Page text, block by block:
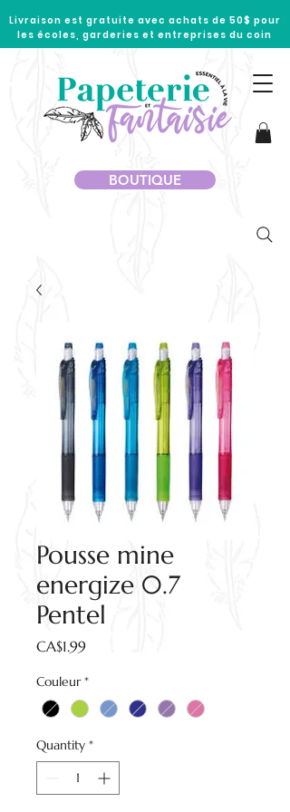
Livraison est gratuite avec achats de 50$ pour
les écoles, garderies et entreprises du coin
BOUTIQUE
Pousse mine
energize 0.7
Pentel
CA$1.99Price
Couleur *
Quantity *